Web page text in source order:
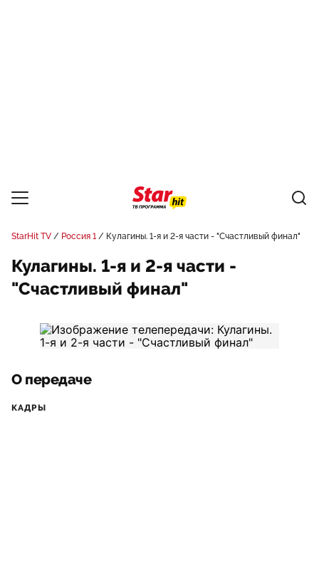
StarHit TV Россия 1 Кулагины. 1-я и 2-я части - "Счастливый финал"
Кулагины. 1-я и 2-я части -
"Счастливый финал"
О передаче
КАДРЫ